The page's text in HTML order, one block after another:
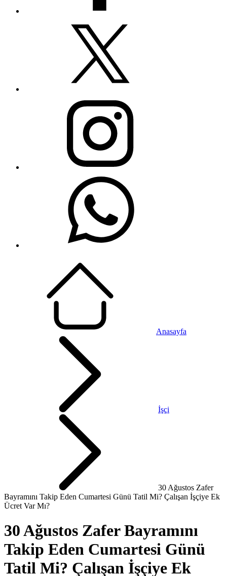
Anasayfa
İşçi
30 Ağustos Zafer
Bayramını Takip Eden Cumartesi Günü Tatil Mi? Çalışan İşçiye Ek
Ücret Var Mı?
30 Ağustos Zafer Bayramını
Takip Eden Cumartesi Günü
Tatil Mi? Çalışan İşçiye Ek